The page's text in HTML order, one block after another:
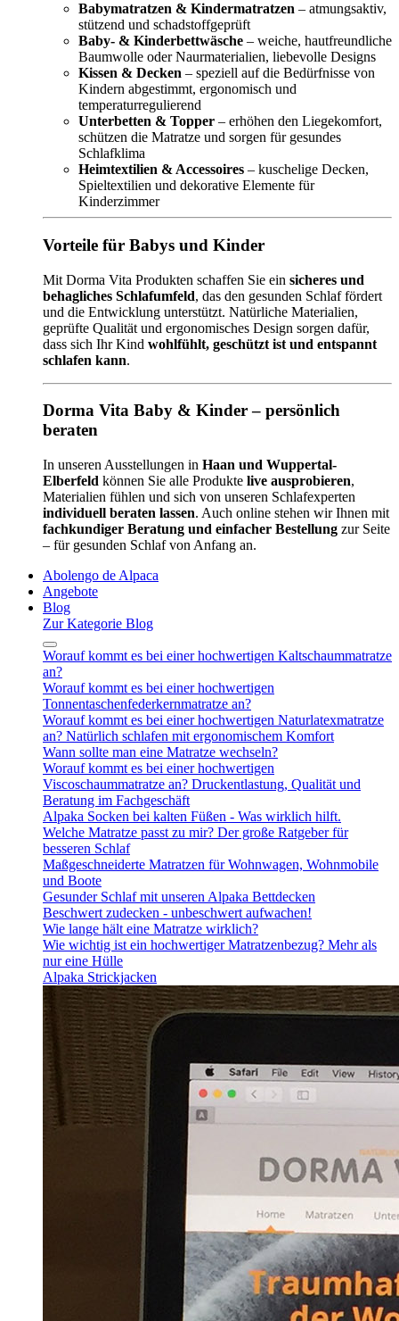
Babymatratzen & Kindermatratzen – atmungsaktiv,
stützend und schadstoffgeprüft
Baby- & Kinderbettwäsche – weiche, hautfreundliche
Baumwolle oder Naurmaterialien, liebevolle Designs
Kissen & Decken – speziell auf die Bedürfnisse von
Kindern abgestimmt, ergonomisch und
temperaturregulierend
Unterbetten & Topper – erhöhen den Liegekomfort,
schützen die Matratze und sorgen für gesundes
Schlafklima
Heimtextilien & Accessoires – kuschelige Decken,
Spieltextilien und dekorative Elemente für
Kinderzimmer
Vorteile für Babys und Kinder
Mit Dorma Vita Produkten schaffen Sie ein sicheres und
behagliches Schlafumfeld, das den gesunden Schlaf fördert
und die Entwicklung unterstützt. Natürliche Materialien,
geprüfte Qualität und ergonomisches Design sorgen dafür,
dass sich Ihr Kind wohlfühlt, geschützt ist und entspannt
schlafen kann.
Dorma Vita Baby & Kinder – persönlich
beraten
In unseren Ausstellungen in Haan und Wuppertal-
Elberfeld können Sie alle Produkte live ausprobieren,
Materialien fühlen und sich von unseren Schlafexperten
individuell beraten lassen. Auch online stehen wir Ihnen mit
fachkundiger Beratung und einfacher Bestellung zur Seite
– für gesunden Schlaf von Anfang an.
Abolengo de Alpaca
Angebote
Blog
Zur Kategorie Blog
Worauf kommt es bei einer hochwertigen Kaltschaummatratze
an?
Worauf kommt es bei einer hochwertigen
Tonnentaschenfederkernmatratze an?
Worauf kommt es bei einer hochwertigen Naturlatexmatratze
an? Natürlich schlafen mit ergonomischem Komfort
Wann sollte man eine Matratze wechseln?
Worauf kommt es bei einer hochwertigen
Viscoschaummatratze an? Druckentlastung, Qualität und
Beratung im Fachgeschäft
Alpaka Socken bei kalten Füßen - Was wirklich hilft.
Welche Matratze passt zu mir? Der große Ratgeber für
besseren Schlaf
Maßgeschneiderte Matratzen für Wohnwagen, Wohnmobile
und Boote
Gesunder Schlaf mit unseren Alpaka Bettdecken
Beschwert zudecken - unbeschwert aufwachen!
Wie lange hält eine Matratze wirklich?
Wie wichtig ist ein hochwertiger Matratzenbezug? Mehr als
nur eine Hülle
Alpaka Strickjacken